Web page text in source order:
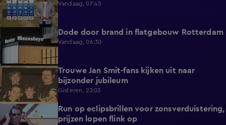
Vandaag, 07:45
Dode door brand in flatgebouw Rotterdam
Vandaag, 06:30
1:59
Trouwe Jan Smit-fans kijken uit naar
bijzonder jubileum
Gisteren, 23:03
2:06
Run op eclipsbrillen voor zonsverduistering,
prijzen lopen flink op